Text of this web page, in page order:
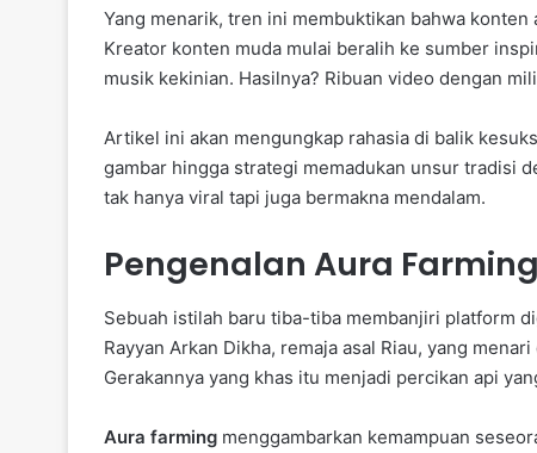
Yang menarik, tren ini membuktikan bahwa
Kreator konten muda mulai beralih ke sumber
musik kekinian. Hasilnya? Ribuan video dengan
Artikel ini akan mengungkap rahasia di balik
gambar hingga strategi memadukan unsur tradisi
tak hanya viral tapi juga bermakna mendalam.
Pengenalan Aura
Sebuah istilah baru tiba-tiba membanjiri platform
Rayyan Arkan Dikha, remaja asal Riau, yang
Gerakannya yang khas itu menjadi percikan api
Aura farming menggambarkan kemampuan